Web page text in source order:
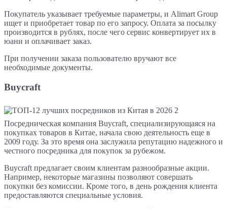
Покупатель указывает требуемые параметры, и Alimart Group
ищет и приобретает товар по его запросу. Оплата за посылку
производится в рублях, после чего сервис конвертирует их в
юани и оплачивает заказ.
При получении заказа пользователю вручают все
необходимые документы.
Buycraft
Посредническая компания Buycraft, специализирующаяся на
покупках товаров в Китае, начала свою деятельность еще в
2009 году. За это время она заслужила репутацию надежного и
честного посредника для покупок за рубежом.
Buycraft предлагает своим клиентам разнообразные акции.
Например, некоторые магазины позволяют совершать
покупки без комиссии. Кроме того, в день рождения клиента
предоставляются специальные условия.